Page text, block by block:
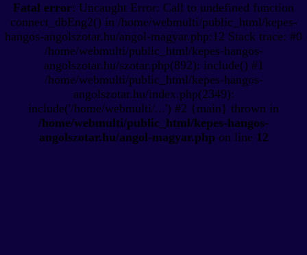
Fatal error: Uncaught Error: Call to undefined function
connect_dbEng2() in /home/webmulti/public_html/kepes-
hangos-angolszotar.hu/angol-magyar.php:12 Stack trace: #0
/home/webmulti/public_html/kepes-hangos-
angolszotar.hu/szotar.php(892): include() #1
/home/webmulti/public_html/kepes-hangos-
angolszotar.hu/index.php(2349):
include('/home/webmulti/...') #2 {main} thrown in
/home/webmulti/public_html/kepes-hangos-
angolszotar.hu/angol-magyar.php on line 12